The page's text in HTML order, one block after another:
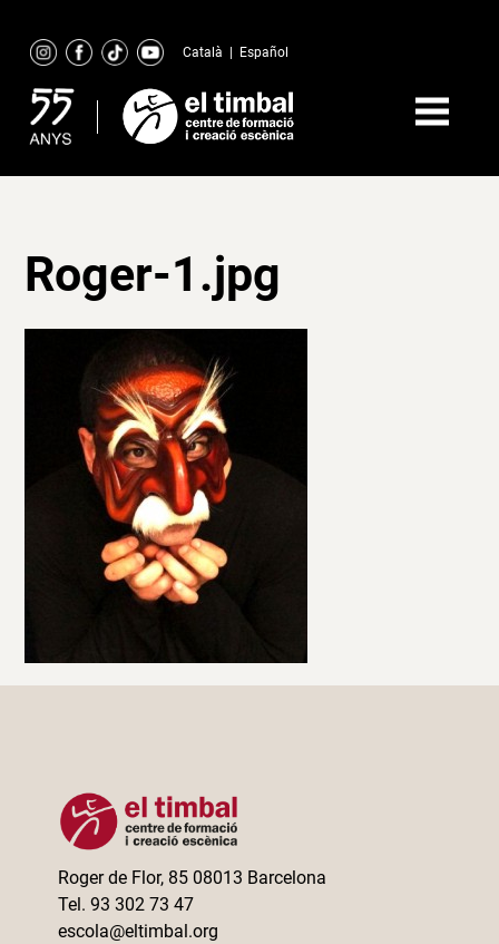
content
Català Español
Roger-1.jpg
Roger de Flor, 85 08013 Barcelona
Tel. 93 302 73 47
escola@eltimbal.org